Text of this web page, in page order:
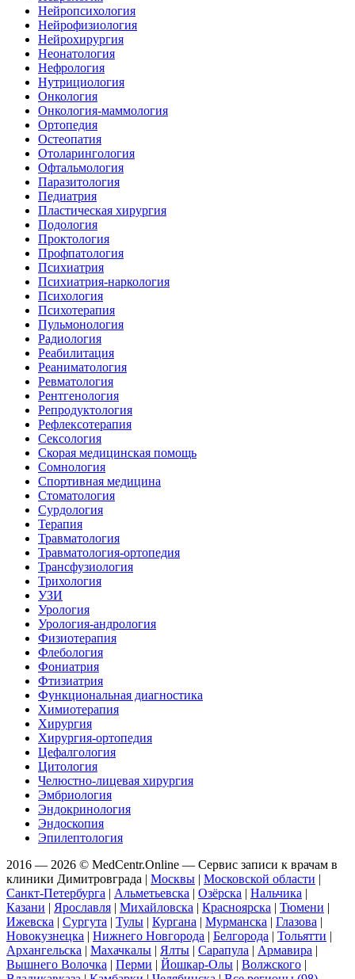
Нейропсихология
Нейрофизиология
Нейрохирургия
Неонатология
Нефрология
Нутрициология
Онкология
Онкология-маммология
Ортопедия
Остеопатия
Отоларингология
Офтальмология
Паразитология
Педиатрия
Пластическая хирургия
Подология
Проктология
Профпатология
Психиатрия
Психиатрия-наркология
Психология
Психотерапия
Пульмонология
Радиология
Реабилитация
Реаниматология
Ревматология
Рентгенология
Репродуктология
Рефлексотерапия
Сексология
Скорая медицинская помощь
Сомнология
Спортивная медицина
Стоматология
Сурдология
Терапия
Травматология
Травматология-ортопедия
Трансфузиология
Трихология
УЗИ
Урология
Урология-андрология
Физиотерапия
Флебология
Фониатрия
Фтизиатрия
Функциональная диагностика
Химиотерапия
Хирургия
Хирургия-ортопедия
Цефалгология
Цитология
Челюстно-лицевая хирургия
Эмбриология
Эндокринология
Эндоскопия
Эпилептология
2016 — 2026 © MedCentr.Online — Сервис записи к врачам в
клиники Димитровграда | Москвы | Московской области |
Санкт-Петербурга | Альметьевска | Озёрска | Нальчика |
Казани | Ярославля | Михайловска | Красноярска | Тюмени |
Ижевска | Сургута | Тулы | Кургана | Мурманска | Глазова |
Новокузнецка | Нижнего Новгорода | Белгорода | Тольятти |
Архангельска | Махачкалы | Ялты | Сарапула | Армавира |
Вышнего Волочка | Перми | Йошкар-Олы | Волжского |